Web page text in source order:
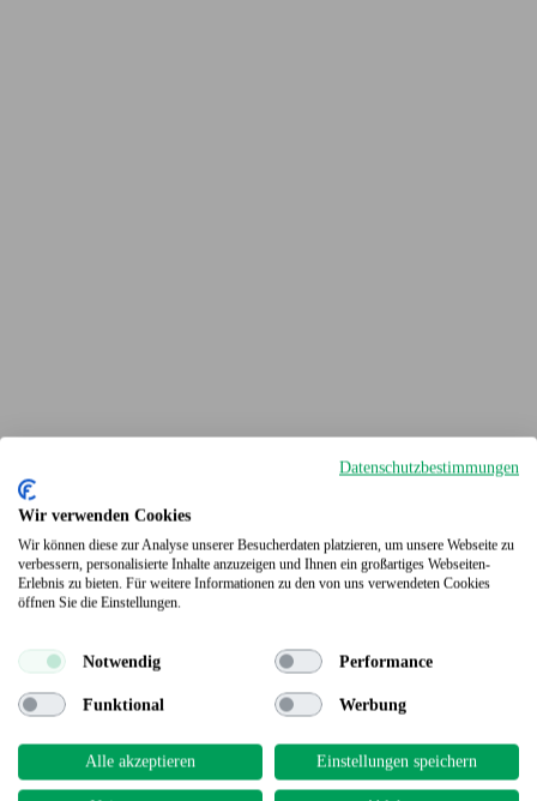
Terrassendielen
Datenschutzbestimmungen
Wir verwenden Cookies
Wir können diese zur Analyse unserer Besucherdaten platzieren, um unsere Webseite zu
verbessern, personalisierte Inhalte anzuzeigen und Ihnen ein großartiges Webseiten-
Erlebnis zu bieten. Für weitere Informationen zu den von uns verwendeten Cookies
öffnen Sie die Einstellungen.
Notwendig Performance
Funktional Werbung
Alle akzeptieren Einstellungen speichern